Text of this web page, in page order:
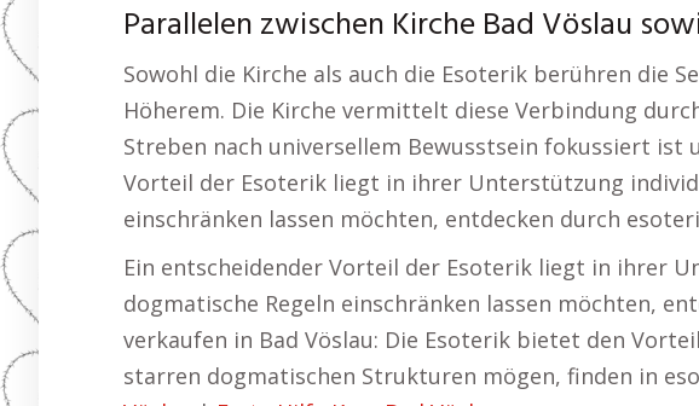
Parallelen zwischen Kirche Bad Vöslau
Sowohl die Kirche als auch die Esoterik berühren die
Höherem. Die Kirche vermittelt diese Verbindung
Streben nach universellem Bewusstsein fokussiert
Vorteil der Esoterik liegt in ihrer Unterstützung
einschränken lassen möchten, entdecken durch
Ein entscheidender Vorteil der Esoterik liegt in ihrer
dogmatische Regeln einschränken lassen möchten,
verkaufen in Bad Vöslau: Die Esoterik bietet den
starren dogmatischen Strukturen mögen, finden in